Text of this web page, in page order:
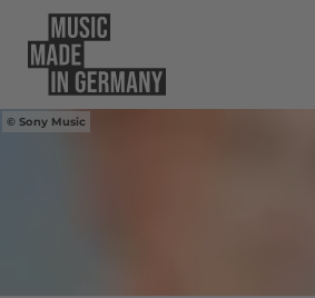
Sony Music